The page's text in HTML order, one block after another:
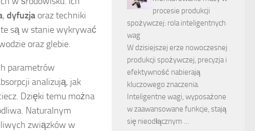
, dyfuzja oraz techniki
są w stanie wykrywać
oraz glebie.
parametrów
analizują, jak
Dzięki temu można
Naturalnym
związków w
procesie produkcji
spożywczej: rola inteligentnych
wag
W dzisiejszej erze nowoczesnej
produkcji spożywczej, precyzja i
efektywność nabierają
kluczowego znaczenia.
Inteligentne wagi, wyposażone
w zaawansowane funkcje, stają
się nieodłącznym …